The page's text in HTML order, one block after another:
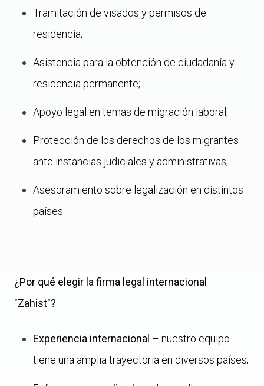
Tramitación de visados y permisos de
residencia;
Asistencia para la obtención de ciudadanía y
residencia permanente;
Apoyo legal en temas de migración laboral;
Protección de los derechos de los migrantes
ante instancias judiciales y administrativas;
Asesoramiento sobre legalización en distintos
países.
¿Por qué elegir la firma legal internacional
"Zahist"?
Experiencia internacional – nuestro equipo
tiene una amplia trayectoria en diversos países;